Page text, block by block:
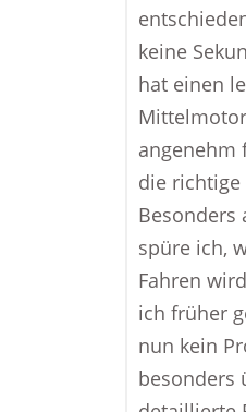
keine
hat einen
angenehm
die
Besonders
spüre ich,
Fahren
ich früher
nun kein
besonders